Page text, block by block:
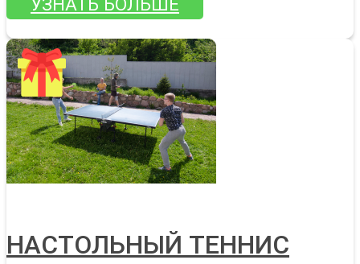
НАСТОЛЬНЫЙ ТЕННИС